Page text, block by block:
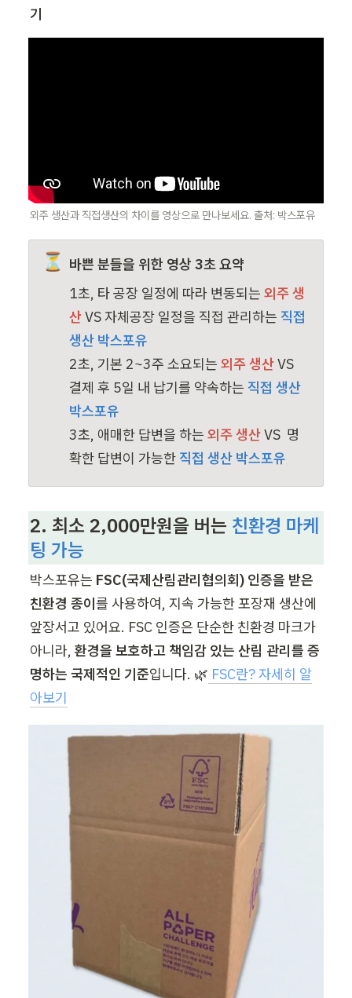
기
외주 생산과 직접생산의 차이를 영상으로 만나보세요. 출처: 박스포유
⏳
바쁜 분들을 위한 영상 3초 요약
1초, 타 공장 일정에 따라 변동되는 외주 생
산VS 자체공장 일정을 직접 관리하는 직접
2초, 기본 2~3주 소요되는 외주 생산VS
결제 후 5일 내 납기를 약속하는 직접 생산
3초, 애매한 답변을 하는 외주 생산VS 명
확한 답변이 가능한 직접 생산 박스포유
2. 최소 2,000만원을 버는 친환경 마케
팅 가능
박스포유는 FSC(국제산림관리협의회) 인증을 받은
친환경 종이를 사용하여, 지속 가능한 포장재 생산에
앞장서고 있어요. FSC 인증은 단순한 친환경 마크가
아니라, 환경을 보호하고 책임감 있는 산림 관리를 증
명하는 국제적인 기준입니다. 🌿 FSC란? 자세히 알
아보기